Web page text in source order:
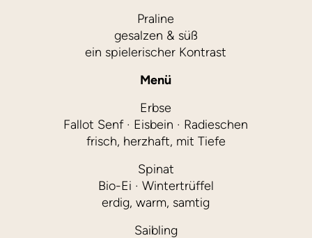
Praline
gesalzen & süß
ein spielerischer Kontrast
Menü
Erbse
Fallot Senf · Eisbein · Radieschen
frisch, herzhaft, mit Tiefe
Spinat
Bio-Ei · Wintertrüffel
erdig, warm, samtig
Saibling